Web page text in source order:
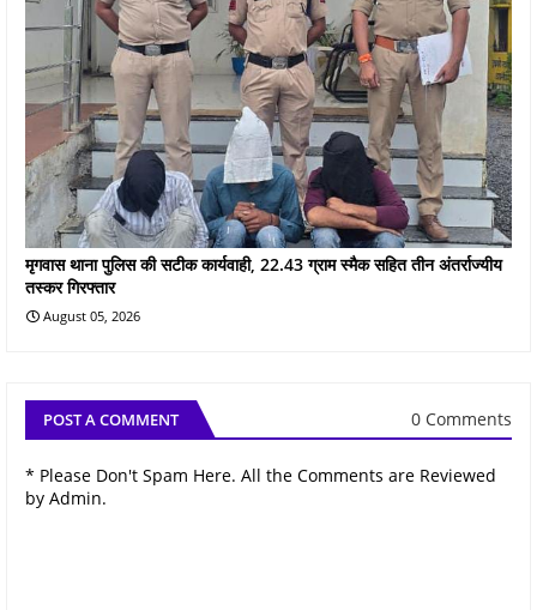
मृगवास थाना पुलिस की सटीक कार्यवाही, 22.43 ग्राम स्मैक सहित तीन अंतर्राज्यीय
तस्कर गिरफ्तार
August 05, 2026
POST A COMMENT 0 Comments
* Please Don't Spam Here. All the Comments are Reviewed
by Admin.